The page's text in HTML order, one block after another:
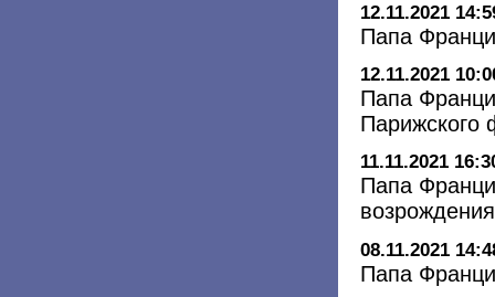
12.11.2021
Папа
12.11.2021
Папа
Парижского
11.11.2021
Папа
08.11.2021
Папа